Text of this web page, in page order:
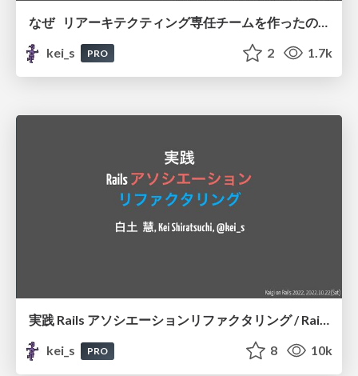
kei_s
PRO 2 1.7k
実践 Rails アソシエーションリファクタリング / Rails association refactoring in practice
kei_s
PRO 8 10k